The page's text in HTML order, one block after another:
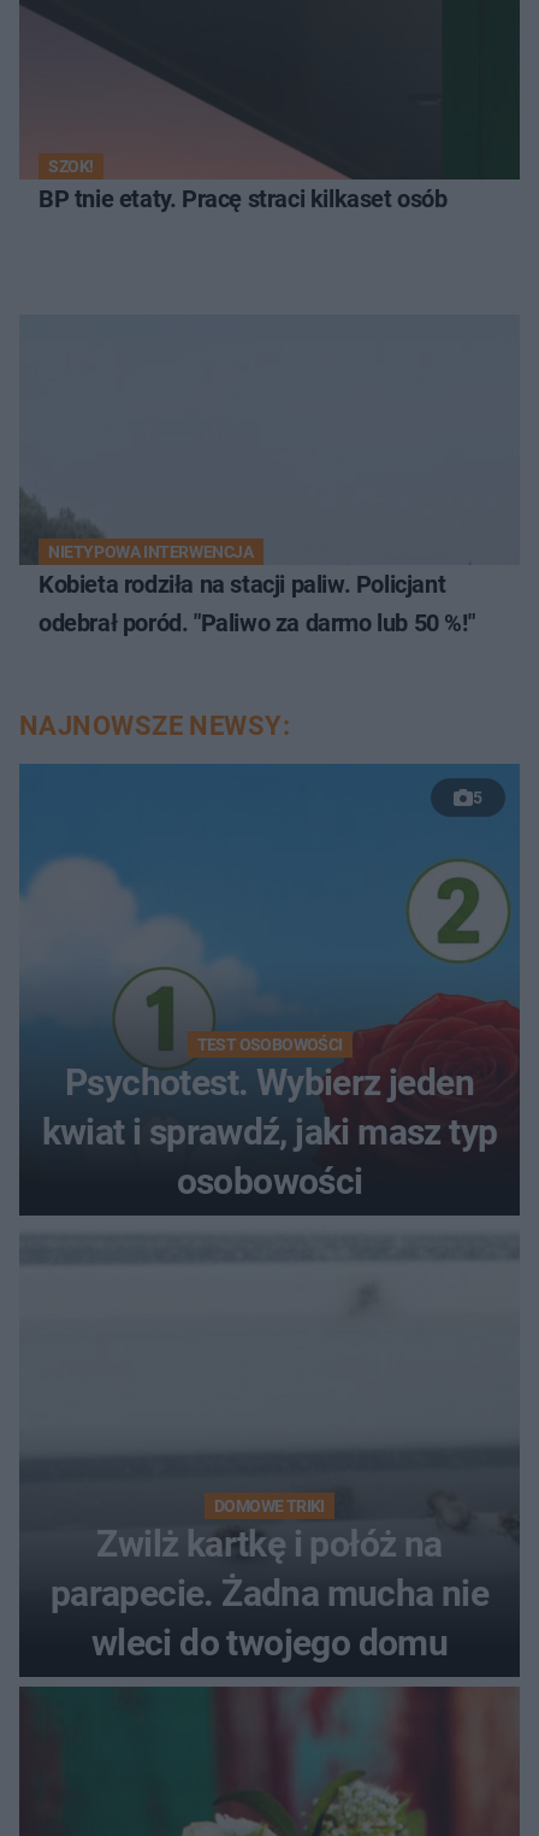
SZOK!
BP tnie etaty. Pracę straci kilkaset osób
NIETYPOWA INTERWENCJA
Kobieta rodziła na stacji paliw. Policjant
odebrał poród. "Paliwo za darmo lub 50 %!"
NAJNOWSZE NEWSY:
5
TEST OSOBOWOŚCI
Psychotest. Wybierz jeden
kwiat i sprawdź, jaki masz typ
osobowości
DOMOWE TRIKI
Zwilż kartkę i połóż na
parapecie. Żadna mucha nie
wleci do twojego domu